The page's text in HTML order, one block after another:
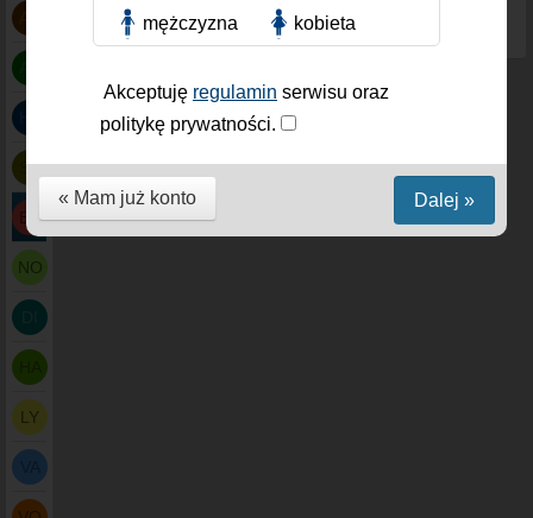
SE
EU
NO
LY
Andelys i odkryj, jak romantyczne mogą być chwile
spędzone w tym magicznym miejscu!
mężczyzna
kobieta
Akceptuję regulamin serwisu oraz
politykę prywatności.
« Mam już konto Dalej »